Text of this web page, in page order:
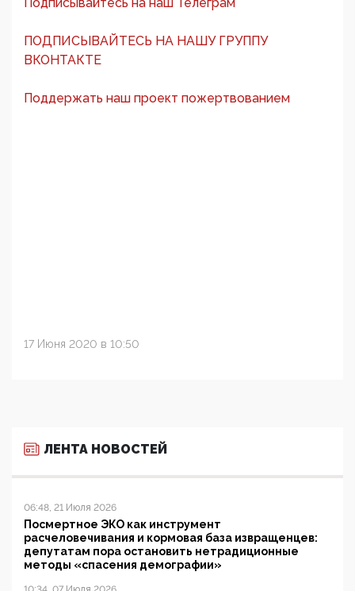
ПОДПИСЫВАЙТЕСЬ НА НАШУ ГРУППУ
ВКОНТАКТЕ
Поддержать наш проект пожертвованием
17 Июня 2020 в 10:50
ЛЕНТА НОВОСТЕЙ
06:48, 21 Июля 2026
Посмертное ЭКО как инструмент
расчеловечивания и кормовая база извращенцев:
депутатам пора остановить нетрадиционные
методы «спасения демографии»